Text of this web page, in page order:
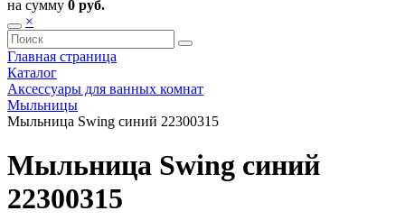
на сумму 0 руб.
×
Главная страница
Каталог
Аксессуары для ванных комнат
Мыльницы
Мыльница Swing синий 22300315
Мыльница Swing синий
22300315